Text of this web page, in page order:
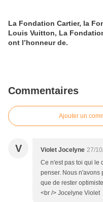
La Fondation Cartier, la
Louis Vuitton, La
ont l’honneur de.
Commentaires
Ajouter un
V Violet Jocelyne 27/
Ce n'est pas toi qui le
penser. Nous n'avons
que de rester
<br /> Jocelyne Violet